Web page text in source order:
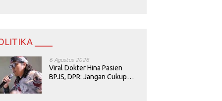
____
6 Agustus 2026
Viral Dokter Hina Pasien
BPJS, DPR: Jangan Cukup